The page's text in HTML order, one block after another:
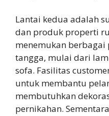
Lantai kedua adalah
dan produk properti
menemukan
tangga, mulai dari
sofa. Fasilitas
untuk membantu
membutuhkan
pernikahan.